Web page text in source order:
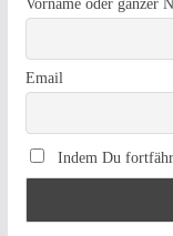
Vorname oder ganzer
Email
Indem Du